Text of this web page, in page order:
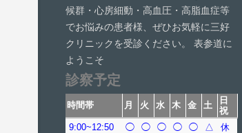
候群・心房細動・高血圧・高脂血症等
でお悩みの患者様、ぜひお気軽に三好
クリニックを受診ください。 表参道に
ようこそ
診察予定
時間帯 月 火 水 木 金 土
日
祝
9:00~12:50
◯ ◯ ◯ ◯ ◯ △
休